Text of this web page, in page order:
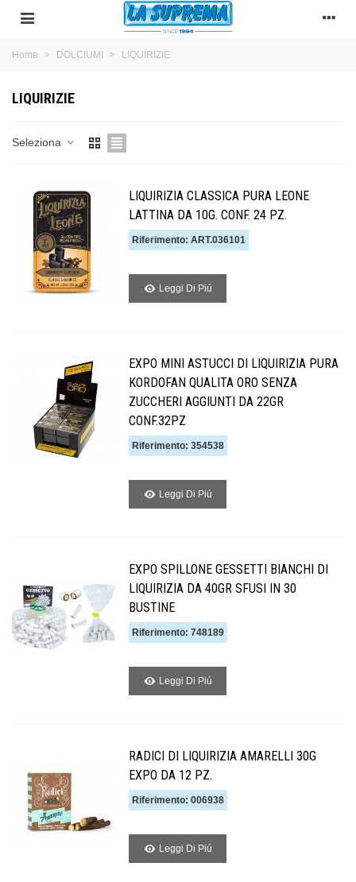
Home > DOLCIUMI > LIQUIRIZIE
LIQUIRIZIE
Seleziona
LIQUIRIZIA CLASSICA PURA LEONE
LATTINA DA 10G. CONF. 24 PZ.
Riferimento: ART.036101
Leggi Di Piú
EXPO MINI ASTUCCI DI LIQUIRIZIA PURA
KORDOFAN QUALITA ORO SENZA
ZUCCHERI AGGIUNTI DA 22GR
CONF.32PZ
Riferimento: 354538
Leggi Di Piú
EXPO SPILLONE GESSETTI BIANCHI DI
LIQUIRIZIA DA 40GR SFUSI IN 30
BUSTINE
Riferimento: 748189
Leggi Di Piú
RADICI DI LIQUIRIZIA AMARELLI 30G
EXPO DA 12 PZ.
Riferimento: 006938
Leggi Di Piú